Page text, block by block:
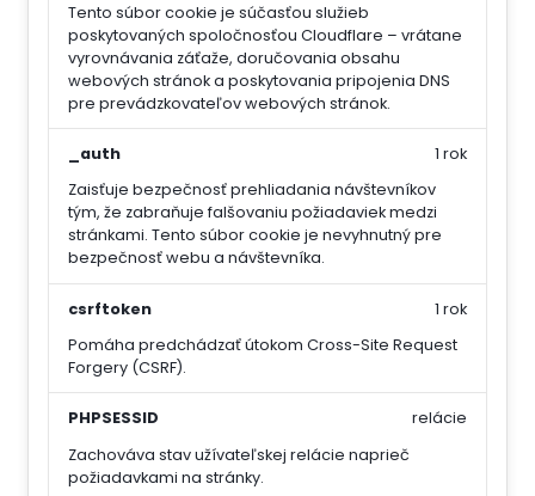
Tento súbor cookie je súčasťou služieb
poskytovaných spoločnosťou Cloudflare – vrátane
vyrovnávania záťaže, doručovania obsahu
webových stránok a poskytovania pripojenia DNS
pre prevádzkovateľov webových stránok.
_auth
Zaisťuje bezpečnosť prehliadania návštevníkov
tým, že zabraňuje falšovaniu požiadaviek medzi
stránkami. Tento súbor cookie je nevyhnutný pre
bezpečnosť webu a návštevníka.
1 rok
csrftoken
Pomáha predchádzať útokom Cross-Site Request
Forgery (CSRF).
1 rok
PHPSESSID
Zachováva stav užívateľskej relácie naprieč
požiadavkami na stránky.
relácie